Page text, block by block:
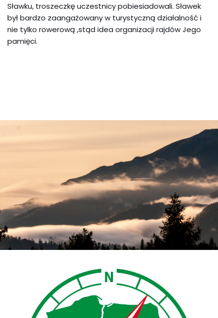
Sławku, troszeczkę uczestnicy pobiesiadowali. Sławek
był bardzo zaangażowany w turystyczną działalność i
nie tylko rowerową ,stąd idea organizacji rajdów Jego
pamięci.